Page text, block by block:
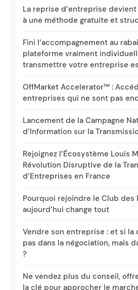
La reprise d’entreprise
à une méthode gratuite et
Fini l’accompagnement au
plateforme vraiment
transmettre votre entreprise
OffMarket Accelerator™ :
entreprises qui ne sont pas
Lancement de la Campagne
d’Information sur la
Rejoignez l’Écosystème Louis
Révolution Disruptive de la
d’Entreprises en France
Pourquoi rejoindre le Club des
aujourd’hui change tout
Vendre son entreprise : et si la
pas dans la négociation, mais
?
Ne vendez plus du conseil,
la clé pour approcher le